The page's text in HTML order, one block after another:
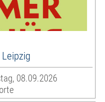
08.09.2026